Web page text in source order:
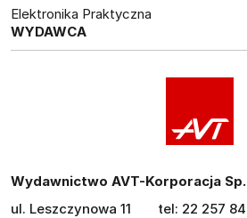
Elektronika Praktyczna
WYDAWCA
Wydawnictwo AVT-Korporacja
ul. Leszczynowa 11
tel: 22 257